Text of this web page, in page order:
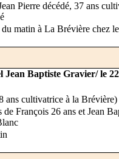
Pierre décédé, 37 ans
matin à La Brévière chez
Jean Baptiste Gravier/ le
ans cultivatrice à la Brévière)
François 26 ans et Jean